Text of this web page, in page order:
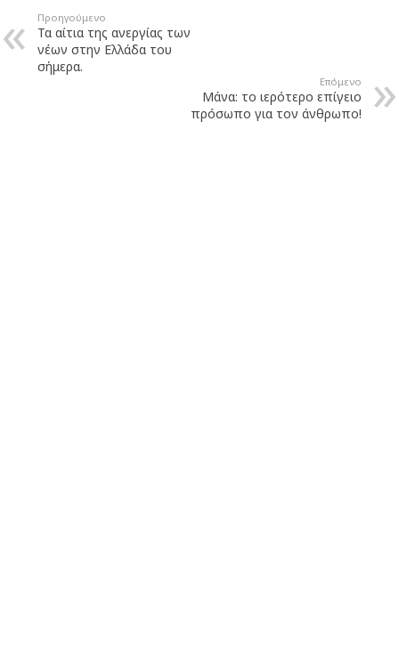
Προηγούμενο
Τα αίτια της ανεργίας των
νέων στην Ελλάδα του
σήμερα.
Επόμενο
Μάνα: το ιερότερο επίγειο
πρόσωπο για τον άνθρωπο!